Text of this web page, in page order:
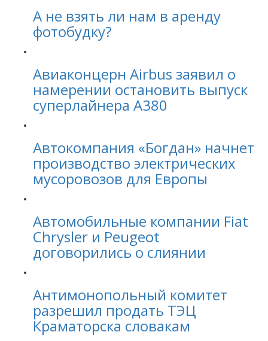
А не взять ли нам в аренду
фотобудку?
Авиаконцерн Airbus заявил о
намерении остановить выпуск
суперлайнера A380
Автокомпания «Богдан» начнет
производство электрических
мусоровозов для Европы
Автомобильные компании Fiat
Chrysler и Peugeot
договорились о слиянии
Антимонопольный комитет
разрешил продать ТЭЦ
Краматорска словакам